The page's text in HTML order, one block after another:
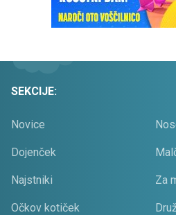
SEKCIJE:
Novice
Dojenček
Najstniki Za
Očkov kotiček